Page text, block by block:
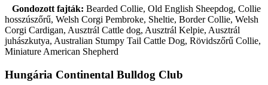
Gondozott fajták: Bearded Collie, Old English Sheepdog, Collie
hosszúszőrű, Welsh Corgi Pembroke, Sheltie, Border Collie, Welsh
Corgi Cardigan, Ausztrál Cattle dog, Ausztrál Kelpie, Ausztrál
juhászkutya, Australian Stumpy Tail Cattle Dog, Rövidszőrű Collie,
Miniature American Shepherd
Hungária Continental Bulldog Club